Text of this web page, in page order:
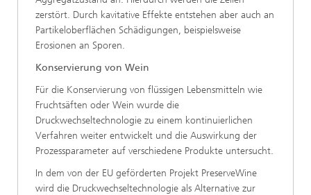
zerstört. Durch kavitative Effekte entstehen aber auch an
Partikeloberflächen Schädigungen, beispielsweise
Erosionen an Sporen.
Konservierung von Wein
Für die Konservierung von flüssigen Lebensmitteln wie
Fruchtsäften oder Wein wurde die
Druckwechseltechnologie zu einem kontinuierlichen
Verfahren weiter entwickelt und die Auswirkung der
Prozessparameter auf verschiedene Produkte untersucht.
In dem von der EU geförderten Projekt PreserveWine
wird die Druckwechseltechnologie als Alternative zur